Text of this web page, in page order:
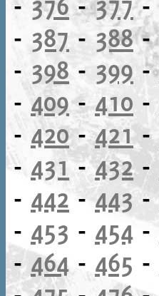
- 387 - 388-
- 398 - 399 -
-409-410 -
- 420-421-
- 431-432-
- 442 -443 -
- 453 - 454 -
- 464 - 465 -